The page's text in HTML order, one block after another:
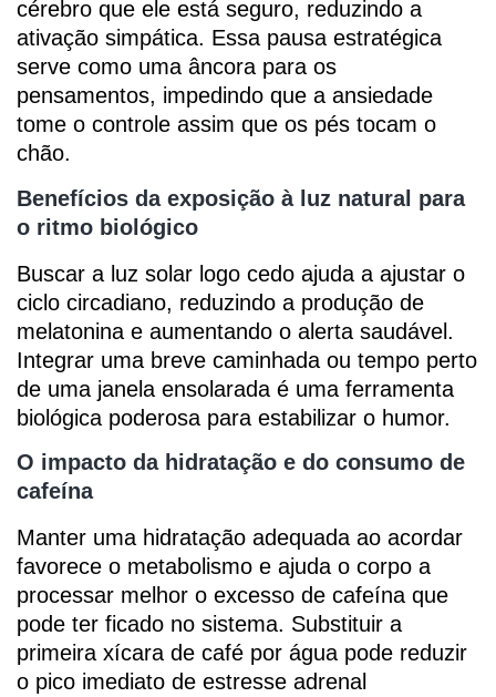
cérebro que ele está seguro, reduzindo a
ativação simpática. Essa pausa estratégica
serve como uma âncora para os
pensamentos, impedindo que a ansiedade
tome o controle assim que os pés tocam o
chão.
Benefícios da exposição à luz natural para
o ritmo biológico
Buscar a luz solar logo cedo ajuda a ajustar o
ciclo circadiano, reduzindo a produção de
melatonina e aumentando o alerta saudável.
Integrar uma breve caminhada ou tempo perto
de uma janela ensolarada é uma ferramenta
biológica poderosa para estabilizar o humor.
O impacto da hidratação e do consumo de
cafeína
Manter uma hidratação adequada ao acordar
favorece o metabolismo e ajuda o corpo a
processar melhor o excesso de cafeína que
pode ter ficado no sistema. Substituir a
primeira xícara de café por água pode reduzir
o pico imediato de estresse adrenal